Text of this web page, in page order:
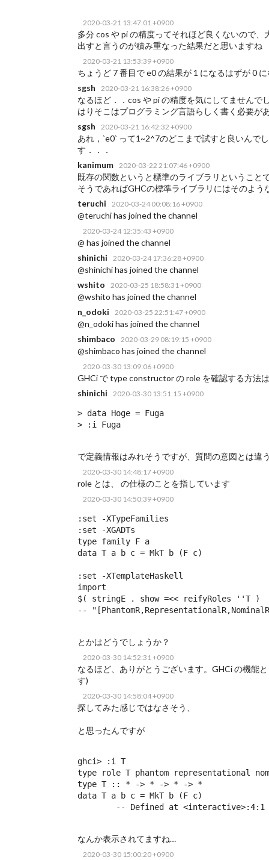
2020-03-21 13:47:01 +0900
多分 cos や pi の精度ってそれほど良くないので
出すと言うのが積み重なった結果だと思いますね
2020-03-21 13:53:39 +0900
ちょうど 7 番目で e0 の結果が 1 になるはずが 0
sgsh
2020-03-21 16:38:26 +0900
なるほど．．cos や pi の精度を気にしてません
はりそこはプログラミング言語らしく書く必要が
sgsh
2020-03-21 16:42:32 +0900
あれ，`e0` って1~2^7のどこまで試すと良いんで
す．．．
kanimum
2020-03-22 21:07:46 +0900
既存の関数というと標準のライブラリということ
そうであればGHCの標準ライブラリにはそのよう
teruchi
2020-03-24 00:08:16 +0900
@teruchi has joined the channel
2020-03-24 12:35:43 +0900
@ has joined the channel
shinichi
2020-03-24 17:36:28 +0900
@shinichi has joined the channel
wshito
2020-03-25 18:58:31 +0900
@wshito has joined the channel
n_odoki
2020-03-25 22:51:47 +0900
@n_odoki has joined the channel
shimbaco
2020-03-29 08:19:15 +0900
@shimbaco has joined the channel
2020-03-30 13:09:06 +0900
GHCi で type constructor の role を確認する方法
shinichi
2020-03-30 13:51:15 +0900
> data Hoge = Fuga
> :i Fuga
で定義情報はみれそうですが、質問の意図とは違
2020-03-30 14:48:17 +0900
role とは、 の仕様のことを指しています
2020-03-30 14:50:39 +0900
:set -XTypeFamilies
:set -XGADTs
type family F a
data T a b c = MkT b (F c)
:set -XTemplateHaskell
import
$( stringE . show =<< reifyRoles ''T )
--
とかはどうでしょうか？
2020-03-30 14:52:31 +0900
なるほど、ありがとうございます。GHCi の機能
す)
2020-03-30 14:58:04 +0900
探してみた感じではなさそう、
と思ったんですが
ghci> :i T
type role T phantom representational
type T :: * -> * -> * -> *
data T a b c = MkT b (F c)
        -- Defined at <interactive>:4:1
なんか表示されてますね…
2020-03-30 15:00:20 +0900